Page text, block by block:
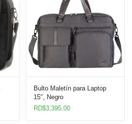
Bulto Maletín para Laptop
15″, Negro
RD$3,395.00